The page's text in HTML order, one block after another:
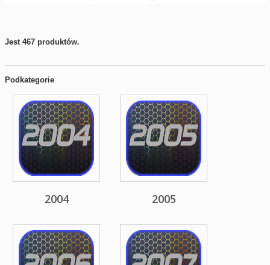
Jest 467 produktów.
Podkategorie
2004 2005